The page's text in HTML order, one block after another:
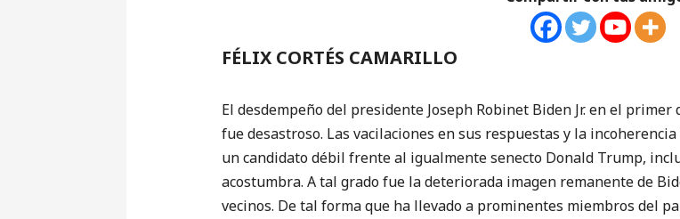
FÉLIX CORTÉS CAMARILLO
El desdempeño del presidente Joseph Robinet Biden Jr. en el
fue desastroso. Las vacilaciones en sus respuestas y la
un candidato débil frente al igualmente senecto Donald Trump,
acostumbra. A tal grado fue la deteriorada imagen remanente de
vecinos. De tal forma que ha llevado a prominentes miembros del